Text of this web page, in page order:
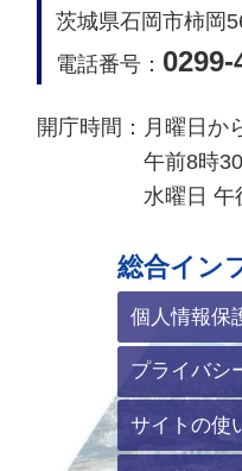
茨城県石岡市柿岡
電話番号： 0299-
開庁時間： 月曜日か
午前8時
水曜日 午
総合イン
個人情報保
プライバシ
サイトの使